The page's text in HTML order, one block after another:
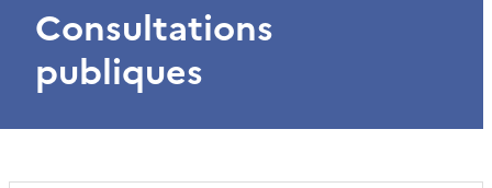
Consultations
publiques